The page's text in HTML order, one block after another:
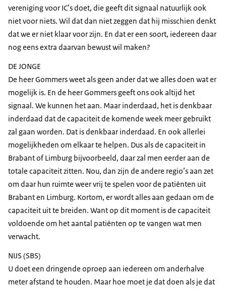
vereniging voor IC’s doet, die geeft dit signaal natuurlijk ook
niet voor niets. Wil dat dan niet zeggen dat hij misschien denkt
dat we er niet klaar voor zijn. En dat er een soort, iedereen daar
nog eens extra daarvan bewust wil maken?
DE JONGE
De heer Gommers weet als geen ander dat we alles doen wat er
mogelijk is. En de heer Gommers geeft ons ook altijd het
signaal. We kunnen het aan. Maar inderdaad, het is denkbaar
inderdaad dat de capaciteit de komende week meer gebruikt
zal gaan worden. Dat is denkbaar inderdaad. En ook allerlei
mogelijkheden om elkaar te helpen. Dus als de capaciteit in
Brabant of Limburg bijvoorbeeld, daar zal men eerder aan de
totale capaciteit zitten. Nou, dan zijn de andere regio’s aan zet
om daar hun ruimte weer vrij te spelen voor de patiënten uit
Brabant en Limburg. Kortom, er wordt alles aan gedaan om de
capaciteit uit te breiden. Want op dit moment is de capaciteit
voldoende om het aantal patiënten op te vangen wat men
verwacht.
NIJS (SBS)
U doet een dringende oproep aan iedereen om anderhalve
meter afstand te houden. Maar hoe moet je dat doen als je dat